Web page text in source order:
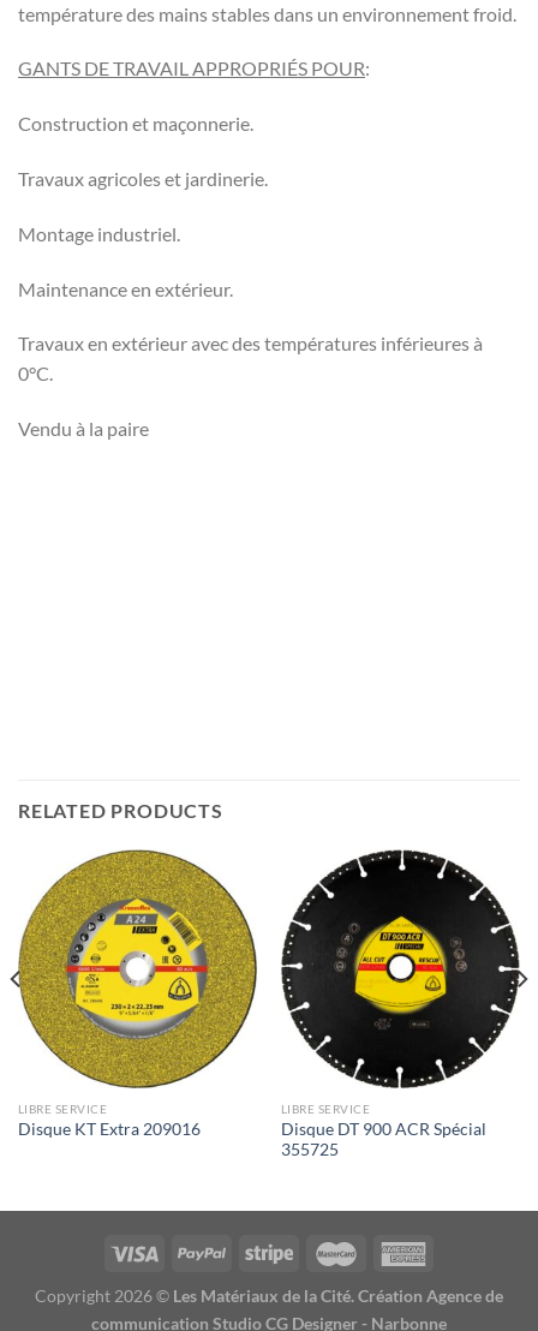
température des mains stables dans un environnement froid.
GANTS DE TRAVAIL APPROPRIÉS POUR:
Construction et maçonnerie.
Travaux agricoles et jardinerie.
Montage industriel.
Maintenance en extérieur.
Travaux en extérieur avec des températures inférieures à
0°C.
Vendu à la paire
RELATED PRODUCTS
LIBRE SERVICE
Disque KT Extra 209016
LIBRE SERVICE
Disque DT 900 ACR Spécial
355725
Copyright 2026 © Les Matériaux de la Cité. Création Agence de
communication Studio CG Designer - Narbonne